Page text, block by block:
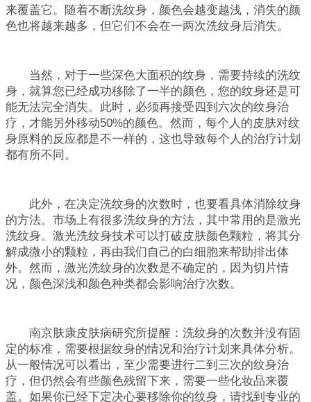
来覆盖它。随着不断洗纹身，颜色会越变越浅，消失的颜
色也将越来越多，但它们不会在一两次洗纹身后消失。
当然，对于一些深色大面积的纹身，需要持续的洗纹
身，就算您已经成功移除了一半的颜色，您的纹身还是可
能无法完全消失。此时，必须再接受四到六次的纹身治
疗，才能另外移动50%的颜色。然而，每个人的皮肤对纹
身原料的反应都是不一样的，这也导致每个人的治疗计划
都有所不同。
此外，在决定洗纹身的次数时，也要看具体消除纹身
的方法。市场上有很多洗纹身的方法，其中常用的是激光
洗纹身。激光洗纹身技术可以打破皮肤颜色颗粒，将其分
解成微小的颗粒，再由我们自己的白细胞来帮助排出体
外。然而，激光洗纹身的次数是不确定的，因为切片情
况，颜色深浅和颜色种类都会影响治疗次数。
南京肤康皮肤病研究所提醒：洗纹身的次数并没有固
定的标准，需要根据纹身的情况和治疗计划来具体分析。
从一般情况可以看出，至少需要进行二到三次的纹身治
疗，但仍然会有些颜色残留下来，需要一些化妆品来覆
盖。如果你已经下定决心要移除你的纹身，请找到专业的